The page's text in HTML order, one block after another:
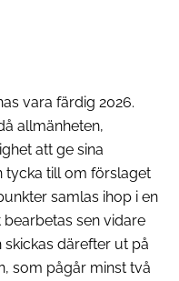
vara färdig 2026.
allmänheten,
att ge sina
tycka till om förslaget
samlas ihop i en
sen vidare
därefter ut på
som pågår minst två